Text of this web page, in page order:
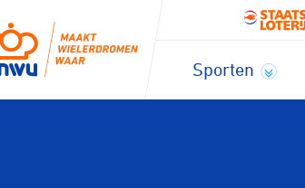
Sporten